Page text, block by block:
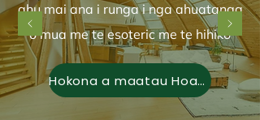
ahu mai ana i runga i nga ahuatanga
o mua me te esoteric me te hihiko
Hokona a maatau Hoahoa